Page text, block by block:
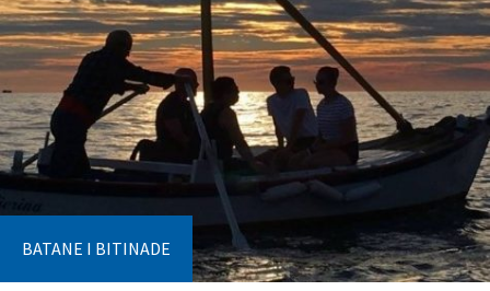
BATANE I BITINADE